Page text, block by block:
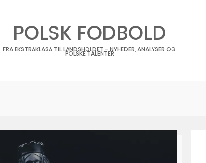
POLSK FODBOLD
FRA EKSTRAKLASA TIL LANDSHOLDET - NYHEDER, ANALYSER OG
POLSKE TALENTER